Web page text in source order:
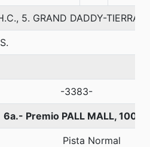
5. GRAND DADDY-TIERRA
-3383-
6a.- Premio PALL MALL, 1000
Pista Normal